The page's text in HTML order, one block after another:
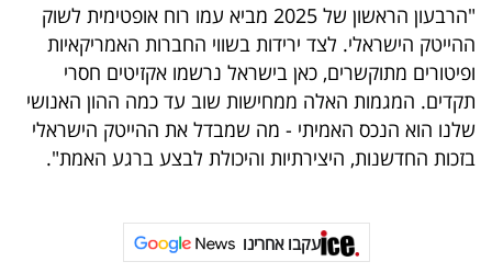
"הרבעון הראשון של 2025 מביא עמו רוח אופטימית לשוק
ההייטק הישראלי. לצד ירידות בשווי החברות האמריקאיות
ופיטורים מתוקשרים, כאן בישראל נרשמו אקזיטים חסרי
תקדים. המגמות האלה ממחישות שוב עד כמה ההון האנושי
שלנו הוא הנכס האמיתי - מה שמבדל את ההייטק הישראלי
בזכות החדשנות, היצירתיות והיכולת לבצע ברגע האמת".
עקבו אחרינו